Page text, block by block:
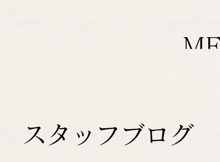
スタッフブログ